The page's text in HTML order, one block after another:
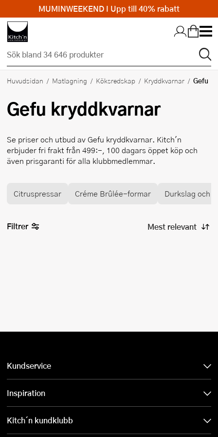
Hopp till huvudinnehållet
Huvudsidan Matlagning Köksredskap Kryddkvarnar Gefu
Gefu kryddkvarnar
Se priser och utbud avGefu kryddkvarnar. Kitch'n
erbjuder fri frakt från 499:-, 100 dagars öppet köp och
även prisgaranti för alla klubbmedlemmar.
Citruspressar Créme Brûlée-formar Durkslag och
Filtrer
Kundservice
Inspiration
Kitch´n kundklubb
MUMINWEEKEND I Upp till 40% rabatt